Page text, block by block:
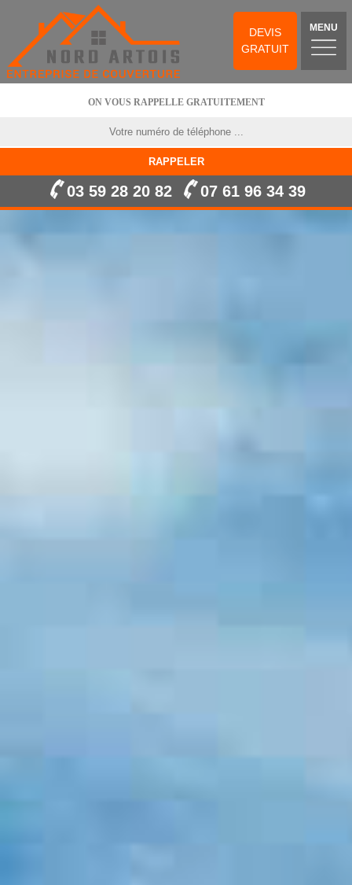
DEVIS
GRATUIT
MENU
ON VOUS RAPPELLE GRATUITEMENT
03 59 28 20 82 07 61 96 34 39